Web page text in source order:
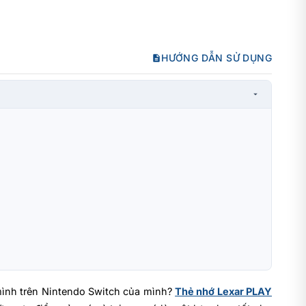
HƯỚNG DẪN SỬ DỤNG
trên Nintendo Switch của mình?Thẻ nhớ Lexar PLAY